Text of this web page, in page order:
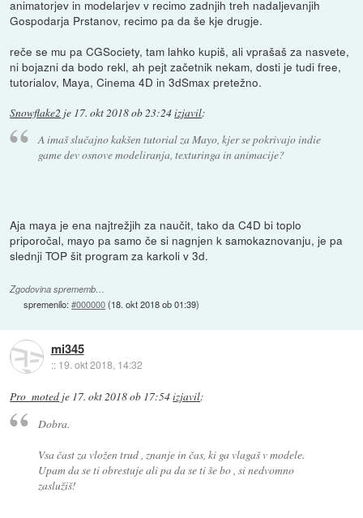
animatorjev in modelarjev v recimo zadnjih treh nadaljevanjih
Gospodarja Prstanov, recimo pa da še kje drugje.
reče se mu pa CGSociety, tam lahko kupiš, ali vprašaš za nasvete,
ni bojazni da bodo rekl, ah pejt začetnik nekam, dosti je tudi free,
tutorialov, Maya, Cinema 4D in 3dSmax pretežno.
Snowflake2 je 17. okt 2018 ob 23:24izjavil:
A imaš slučajno kakšen tutorial za Mayo, kjer se pokrivajo indie
game dev osnove modeliranja, texturinga in animacije?
Aja maya je ena najtrežjih za naučit, tako da C4D bi toplo
priporočal, mayo pa samo če si nagnjen k samokaznovanju, je pa
slednji TOP šit program za karkoli v 3d.
Zgodovina sprememb…
spremenilo:#000000(18. okt 2018 ob 01:39)
mi345
:: 19. okt 2018, 14:32
Pro_moted je 17. okt 2018 ob 17:54izjavil:
Dobra.
Vsa čast za vložen trud , znanje in čas, ki ga vlagaš v modele.
Upam da se ti obrestuje ali pa da se ti še bo , si nedvomno
zaslužiš!